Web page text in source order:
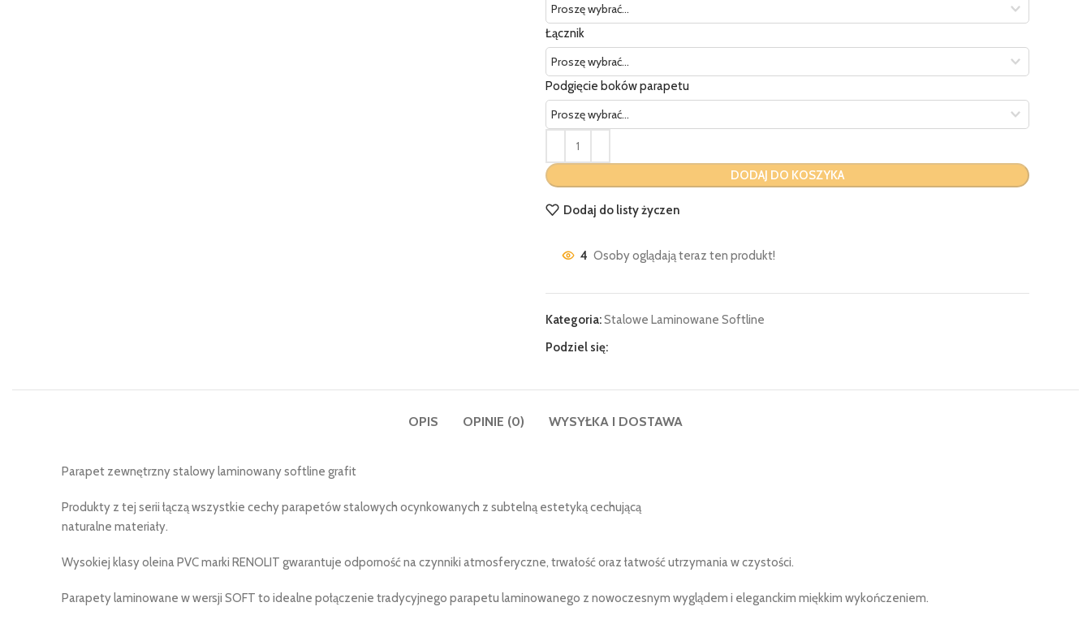
Łącznik
Podgięcie boków parapetu
DODAJ DO KOSZYKA
Dodaj do listy życzen
4 Osoby oglądają teraz ten produkt!
Kategoria:Stalowe Laminowane Softline
Podziel się:
OPIS OPINIE (0) WYSYŁKA I DOSTAWA
Parapet zewnętrzny stalowy laminowany softline grafit
Produkty z tej serii łączą wszystkie cechy parapetów stalowych ocynkowanych z subtelną estetyką cechującą
naturalne materiały.
Wysokiej klasy oleina PVC marki RENOLIT gwarantuje odporność na czynniki atmosferyczne, trwałość oraz łatwość utrzymania w czystości.
Parapety laminowane w wersji SOFT to idealne połączenie tradycyjnego parapetu laminowanego z nowoczesnym wyglądem i eleganckim miękkim wykończeniem.